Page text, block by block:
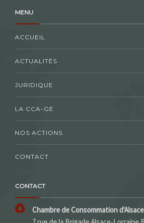
MENU
ACCUEIL
ACTUALITÉS
JURIDIQUE
LA CCA-GE
NOS ACTIONS
CONTACT
CONTACT
Chambre de Consommation